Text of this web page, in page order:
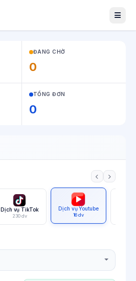
ĐANG CHỜ
0
TỔNG ĐƠN
0
Dịch vụ TikTok
230 dv
Dịch vụ Youtube
16 dv